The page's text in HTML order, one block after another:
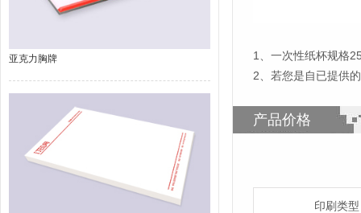
亚克力胸牌 1
一次性纸杯规格
2、若您是自已提供
产品价格
印刷类型